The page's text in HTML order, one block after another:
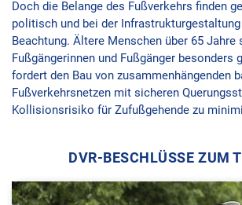
Doch die Belange des Fußverkehrs finden
politisch und bei der
Beachtung. Ältere Menschen über 65 Jahre
Fußgängerinnen und Fußgänger besonders
fordert den Bau von zusammenhängenden
Fußverkehrsnetzen mit sicheren
Kollisionsrisiko für Zufußgehende zu
DVR-BESCHLÜSSE ZUM